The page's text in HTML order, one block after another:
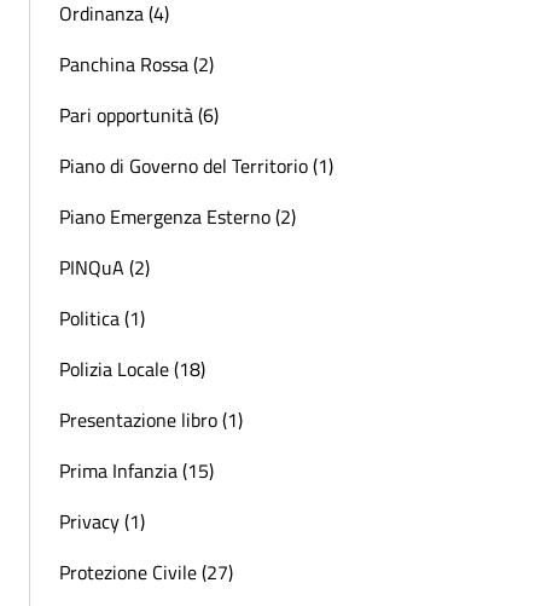
Ordinanza (4)
Panchina Rossa (2)
Pari opportunità (6)
Piano di Governo del Territorio (1)
Piano Emergenza Esterno (2)
PINQuA (2)
Politica (1)
Polizia Locale (18)
Presentazione libro (1)
Prima Infanzia (15)
Privacy (1)
Protezione Civile (27)